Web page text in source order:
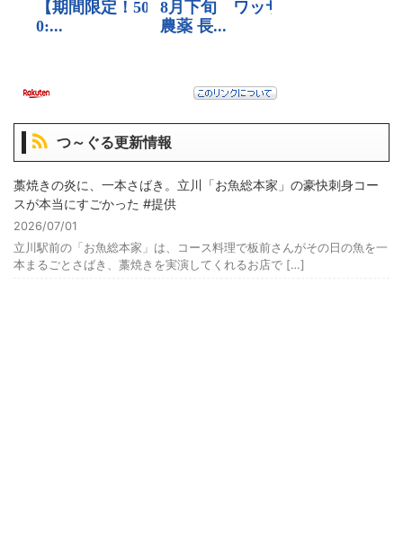
つ～ぐる更新情報
藁焼きの炎に、一本さばき。立川「お魚総本家」の豪快刺身コー
スが本当にすごかった #提供
2026/07/01
立川駅前の「お魚総本家」は、コース料理で板前さんがその日の魚を一
本まるごとさばき、藁焼きを実演してくれるお店で […]